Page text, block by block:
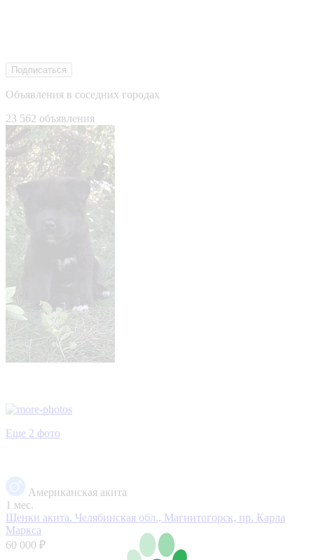
Подписаться
Объявления в соседних городах
23 562 объявления
Еще 2 фото
Американская акита
1 мес.
Щенки акита. Челябинская обл., Магнитогорск, пр. Карла
Маркса
60 000 ₽